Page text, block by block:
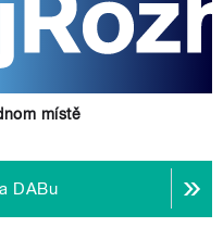
místě
DABu